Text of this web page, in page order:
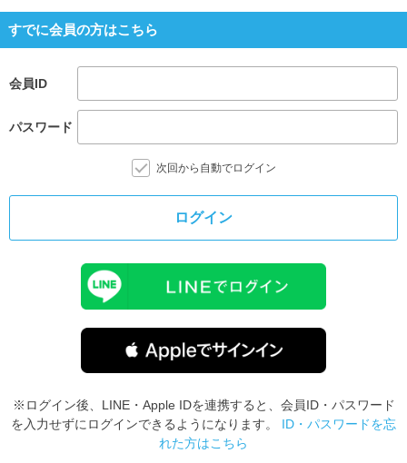
すでに会員の方はこちら
会員ID
パスワード
次回から自動でログイン
ログイン
※ログイン後、LINE・Apple IDを連携すると、会員ID・パスワード
を入力せずにログインできるようになります。 ID・パスワードを忘
れた方はこちら